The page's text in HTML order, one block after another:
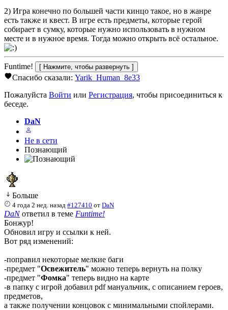
2) Игра конечно по большей части кинцо такое, но в жанре
есть также и квест. В игре есть предметы, которые герой
собирает в сумку, которые нужно использовать в нужном
месте и в нужное время. Тогда можно открыть всё остальное.
Funtime!
Спасибо сказали: Yarik_Human_8e33
Пожалуйста Войти или Регистрация, чтобы присоединиться к
беседе.
DaN
Не в сети
Познающий
Больше
4 года 2 нед. назад #127410 отDaN
DaNответил в теме Funtime!
Бонжур!
Обновил игру и ссылки к ней.
Вот ряд изменений:
-поправил некоторые мелкие баги
-предмет "Освежитель" можно теперь вернуть на полку
-предмет "Фомка" теперь видно на карте
-в папку с игрой добавил pdf мануальчик, с описанием героев,
предметов,
а также получении концовок с минимальными спойлерами.